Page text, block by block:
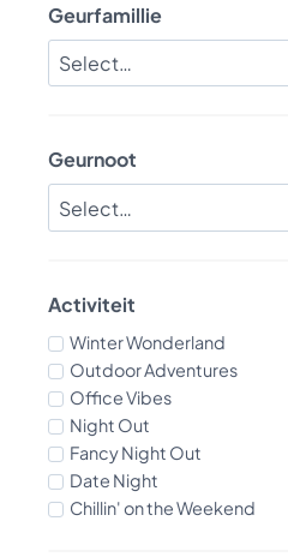
Geurfamillie
Geurnoot
Activiteit
Winter Wonderland
Outdoor Adventures
Office Vibes
Night Out
Fancy Night Out
Date Night
Chillin' on the Weekend